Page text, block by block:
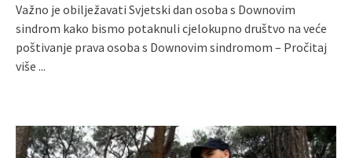
Važno je obilježavati Svjetski dan osoba s Downovim
sindrom kako bismo potaknuli cjelokupno društvo na veće
poštivanje prava osoba s Downovim sindromom – Pročitaj
više ...